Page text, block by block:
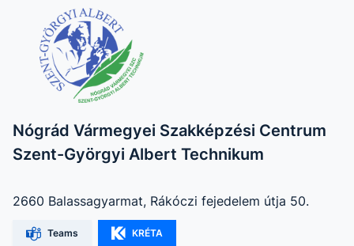
Nógrád Vármegyei Szakképzési Centrum
Szent-Györgyi Albert Technikum
2660 Balassagyarmat, Rákóczi fejedelem útja 50.
Teams KRÉTA